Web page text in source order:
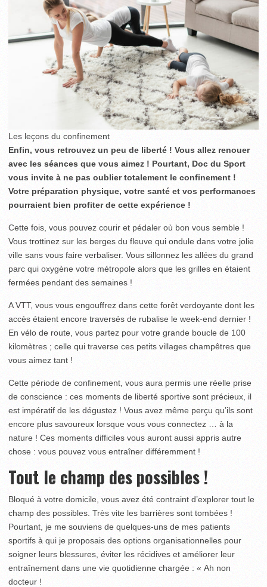
Les leçons du confinement
Enfin, vous retrouvez un peu de liberté ! Vous allez renouer
avec les séances que vous aimez ! Pourtant, Doc du Sport
vous invite à ne pas oublier totalement le confinement !
Votre préparation physique, votre santé et vos performances
pourraient bien profiter de cette expérience !
Cette fois, vous pouvez courir et pédaler où bon vous semble !
Vous trottinez sur les berges du fleuve qui ondule dans votre jolie
ville sans vous faire verbaliser. Vous sillonnez les allées du grand
parc qui oxygène votre métropole alors que les grilles en étaient
fermées pendant des semaines !
A VTT, vous vous engouffrez dans cette forêt verdoyante dont les
accès étaient encore traversés de rubalise le week-end dernier !
En vélo de route, vous partez pour votre grande boucle de 100
kilomètres ; celle qui traverse ces petits villages champêtres que
vous aimez tant !
Cette période de confinement, vous aura permis une réelle prise
de conscience : ces moments de liberté sportive sont précieux, il
est impératif de les dégustez ! Vous avez même perçu qu’ils sont
encore plus savoureux lorsque vous vous connectez … à la
nature ! Ces moments difficiles vous auront aussi appris autre
chose : vous pouvez vous entraîner différemment !
Tout le champ des possibles !
Bloqué à votre domicile, vous avez été contraint d’explorer tout le
champ des possibles. Très vite les barrières sont tombées !
Pourtant, je me souviens de quelques-uns de mes patients
sportifs à qui je proposais des options organisationnelles pour
soigner leurs blessures, éviter les récidives et améliorer leur
entraînement dans une vie quotidienne chargée : « Ah non
docteur !